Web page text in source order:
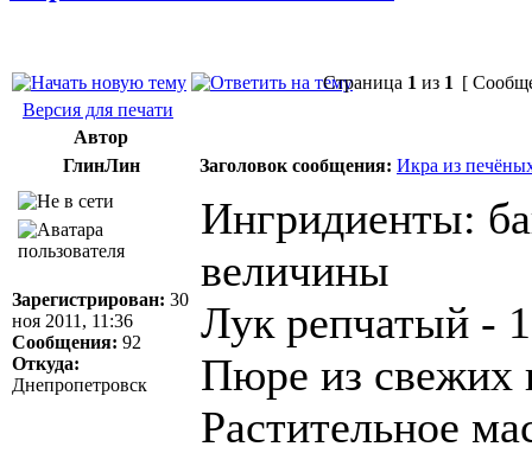
Страница 1 из 1 [
Версия для печати
Автор
ГлинЛин
Заголовок сообщения: Икра из
Зарегистрирован: 30
ноя 2011, 11:36
Сообщения: 92
Откуда:
Днепропетровск
Ингридиенты:
величины
Лук репчатый -
Пюре из свежих
Растительное